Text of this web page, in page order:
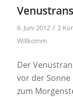
6. Juni 2012 / 2
Willkomm
Der
vor der
zum